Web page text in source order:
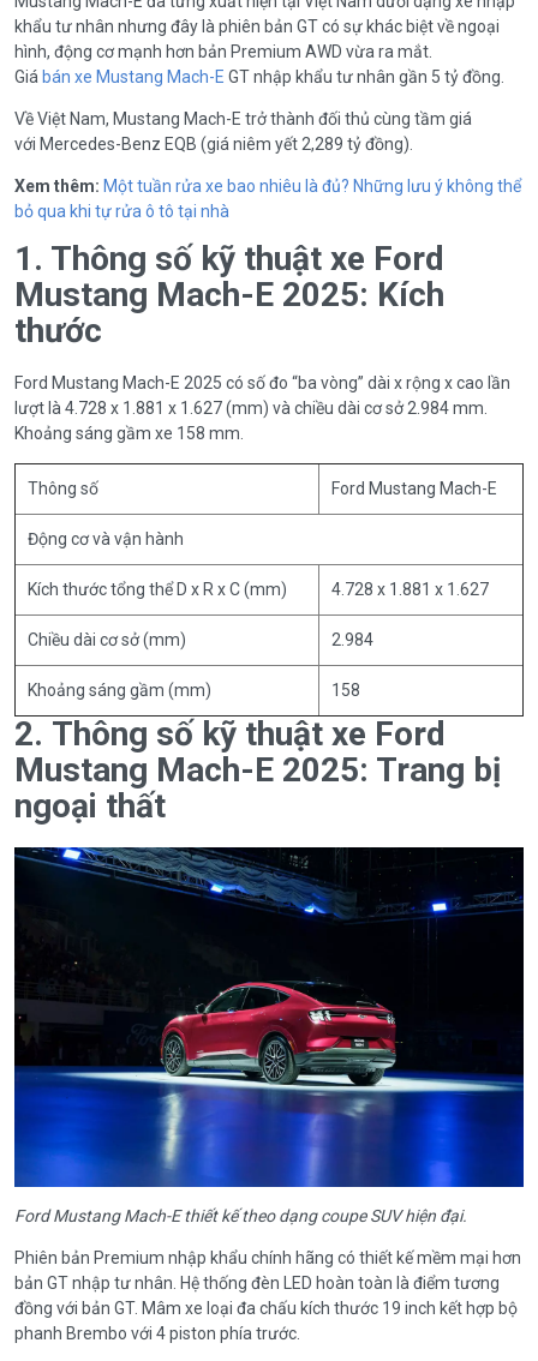
khẩu tư nhân nhưng đây là phiên bản GT có sự khác biệt về ngoại
hình, động cơ mạnh hơn bản Premium AWD vừa ra mắt.
Giá bán xe Mustang Mach-E GT nhập khẩu tư nhân gần 5 tỷ đồng.
Về Việt Nam, Mustang Mach-E trở thành đối thủ cùng tầm giá
với Mercedes-Benz EQB (giá niêm yết 2,289 tỷ đồng).
Xem thêm: Một tuần rửa xe bao nhiêu là đủ? Những lưu ý không thể
bỏ qua khi tự rửa ô tô tại nhà
1. Thông số kỹ thuật xe Ford
Mustang Mach-E 2025: Kích
thước
Ford Mustang Mach-E 2025 có số đo “ba vòng” dài x rộng x cao lần
lượt là 4.728 x 1.881 x 1.627 (mm) và chiều dài cơ sở 2.984 mm.
Khoảng sáng gầm xe 158 mm.
Thông số Ford Mustang Mach-E
Động cơ và vận hành
Kích thước tổng thể D x R x C (mm) 4.728 x 1.881 x 1.627
Chiều dài cơ sở (mm) 2.984
Khoảng sáng gầm (mm) 158
2. Thông số kỹ thuật xe Ford
Mustang Mach-E 2025: Trang bị
ngoại thất
Ford Mustang Mach-E thiết kế theo dạng coupe SUV hiện đại.
Phiên bản Premium nhập khẩu chính hãng có thiết kế mềm mại hơn
bản GT nhập tư nhân. Hệ thống đèn LED hoàn toàn là điểm tương
đồng với bản GT. Mâm xe loại đa chấu kích thước 19 inch kết hợp bộ
phanh Brembo với 4 piston phía trước.